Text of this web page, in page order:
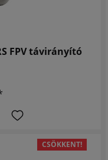
FPV távirányító
CSÖKKENT!